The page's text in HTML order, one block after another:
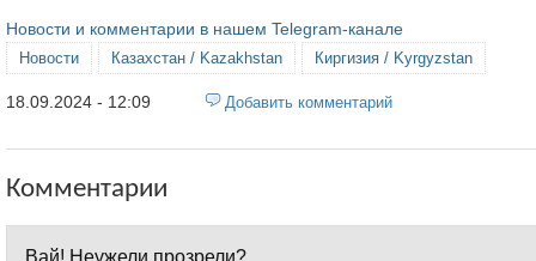
Новости и комментарии в нашем Telegram-канале
Новости Казахстан / Kazakhstan Киргизия / Kyrgyzstan
18.09.2024 - 12:09 Добавить комментарий
Комментарии
Вай! Неужели прозрели?